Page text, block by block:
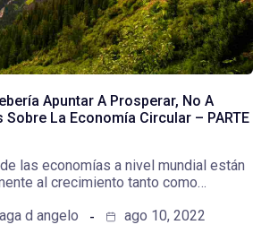
Apuntar A Prosperar, No A
La Economía Circular – PARTE
las economías a nivel mundial están
al crecimiento tanto como…
d angelo ago 10, 2022